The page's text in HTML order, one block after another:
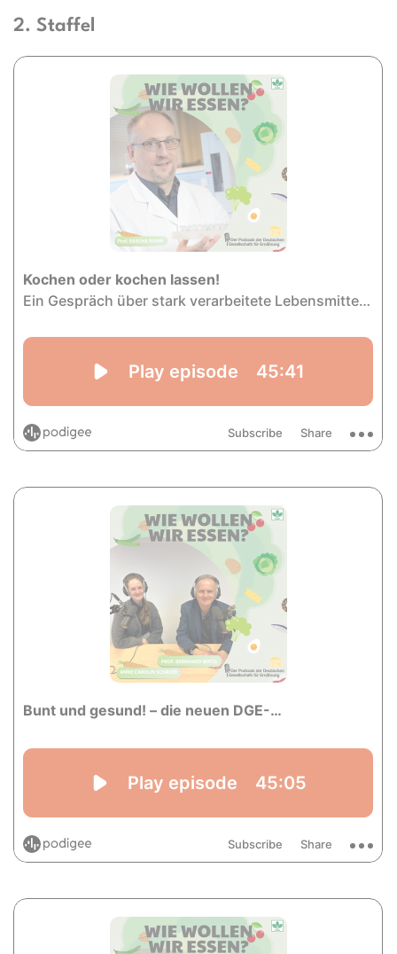
2. Staffel